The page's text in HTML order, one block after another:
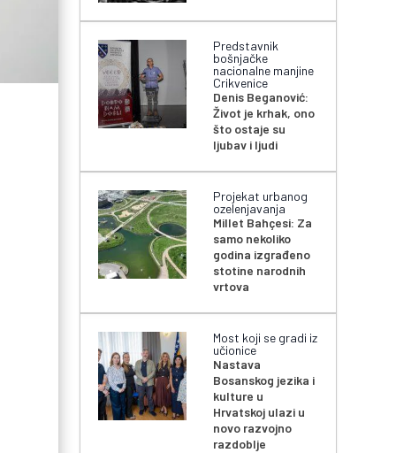
Predstavnik
bošnjačke
nacionalne manjine
Crikvenice
Denis Beganović:
Život je krhak, ono
što ostaje su
ljubav i ljudi
Projekat urbanog
ozelenjavanja
Millet Bahçesi: Za
samo nekoliko
godina izgrađeno
stotine narodnih
vrtova
Most koji se gradi iz
učionice
Nastava
Bosanskog jezika i
kulture u
Hrvatskoj ulazi u
novo razvojno
razdoblje